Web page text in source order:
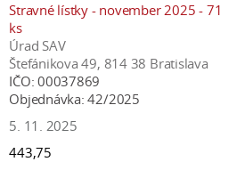
Stravné lístky - november 2025 - 71
ks
Úrad SAV
Štefánikova 49, 814 38 Bratislava
IČO: 00037869
Objednávka: 42/2025
5. 11. 2025
443,75